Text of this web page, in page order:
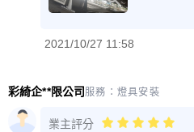
2021/10/27 11:58
彩綺企**限公司服務： 燈具安裝
業主評分